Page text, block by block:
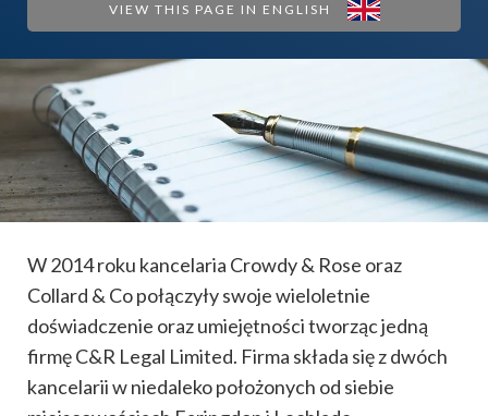
VIEW THIS PAGE IN ENGLISH
W 2014 roku kancelaria Crowdy & Rose oraz
Collard & Co połączyły swoje wieloletnie
doświadczenie oraz umiejętności tworząc jedną
firmę C&R Legal Limited. Firma składa się z dwóch
kancelarii w niedaleko położonych od siebie